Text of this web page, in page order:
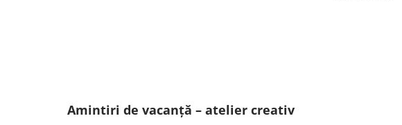
Amintiri de vacanță – atelier creativ